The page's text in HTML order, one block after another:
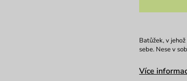
Batůžek, v
sebe. Nese v
Více